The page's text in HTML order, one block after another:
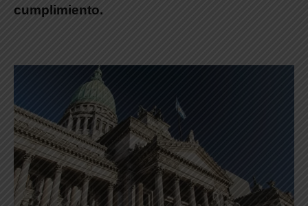
cumplimiento.